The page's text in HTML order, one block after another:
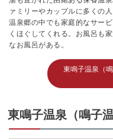
ァミリーやカップルに多くの
温泉郷の中でも家庭的なサー
くほぐしてくれる。お風呂も
なお風呂がある。
東鳴子温泉（
東鳴子温泉（鳴子